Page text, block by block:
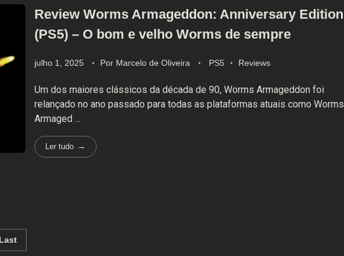
Review Worms Armageddon: Anniversary Edition
(PS5) – O bom e velho Worms de sempre
julho 1, 2025 Por Marcelo de Oliveira PS5 Reviews
Um dos maiores clássicos da década de 90, Worms Armageddon foi
relançado no ano passado para todas as plataformas atuais como Worms
Armaged ...
Ler tudo
Last